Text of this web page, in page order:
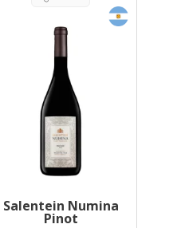
Salentein Numina
Pinot